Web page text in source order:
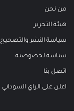
من نحن
هيئة التحرير
سياسة النشر والتصحيح
سياسة لخصوصية
اتصل بنا
اعلن على الراي السوداني